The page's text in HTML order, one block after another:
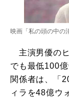
映画「私の頭の中の
主演男優の
でも最低100
関係者は、「
ィラを48億ウ